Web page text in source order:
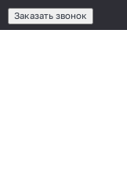
Заказать звонок